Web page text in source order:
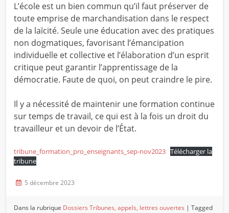
L’école est un bien commun qu’il faut préserver de
toute emprise de marchandisation dans le respect
de la laïcité. Seule une éducation avec des pratiques
non dogmatiques, favorisant l’émancipation
individuelle et collective et l’élaboration d’un esprit
critique peut garantir l’apprentissage de la
démocratie. Faute de quoi, on peut craindre le pire.
Il y a nécessité de maintenir une formation continue
sur temps de travail, ce qui est à la fois un droit du
travailleur et un devoir de l’État.
tribune_formation_pro_enseignants_sep-nov2023 Télécharger la
tribune
5 décembre 2023
Dans la rubrique Dossiers Tribunes, appels, lettres ouvertes |Tagged